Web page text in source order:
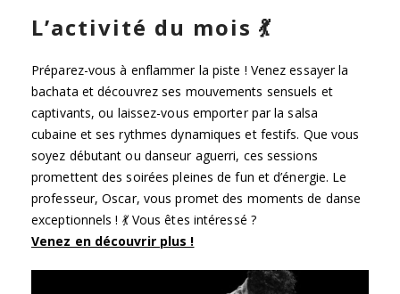
L’activité du mois 💃
Préparez-vous à enflammer la piste ! Venez essayer la
bachata et découvrez ses mouvements sensuels et
captivants, ou laissez-vous emporter par la salsa
cubaine et ses rythmes dynamiques et festifs. Que vous
soyez débutant ou danseur aguerri, ces sessions
promettent des soirées pleines de fun et d’énergie. Le
professeur, Oscar, vous promet des moments de danse
exceptionnels ! 💃 Vous êtes intéressé ?
Venez en découvrir plus !